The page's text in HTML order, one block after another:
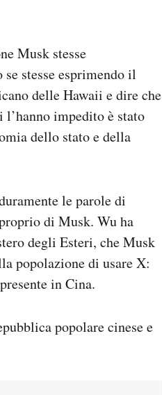
Musk stesse
stesse esprimendo il
delle Hawaii e dire che
impedito è stato
dello stato e della
le parole di
di Musk. Wu ha
degli Esteri, che Musk
popolazione di usare X:
in Cina.
popolare cinese e